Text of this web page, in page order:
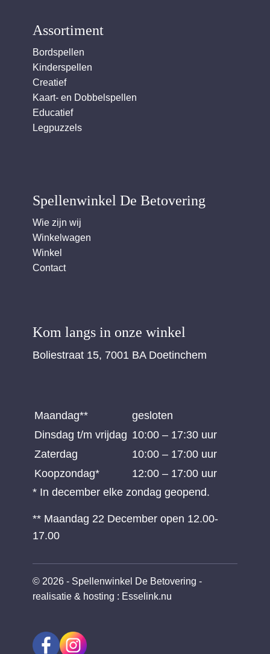
Assortiment
Bordspellen
Kinderspellen
Creatief
Kaart- en Dobbelspellen
Educatief
Legpuzzels
Spellenwinkel De Betover​ing
Wie zijn wij
Winkelwagen
Winkel
Contact
Kom langs in onze winkel
Boliestraat 15, 7001 BA Doetinchem
Maandag**
gesloten
Dinsdag t/m vrijdag 10:00 – 17:30 uur
Zaterdag
10:00 – 17:00 uur
Koopzondag*
12:00 – 17:00 uur
* In december elke zondag geopend.
** Maandag 22 December open 12.00-
17.00
© 2026 - Spellenwinkel De Betovering -
realisatie & hosting : Esselink.nu